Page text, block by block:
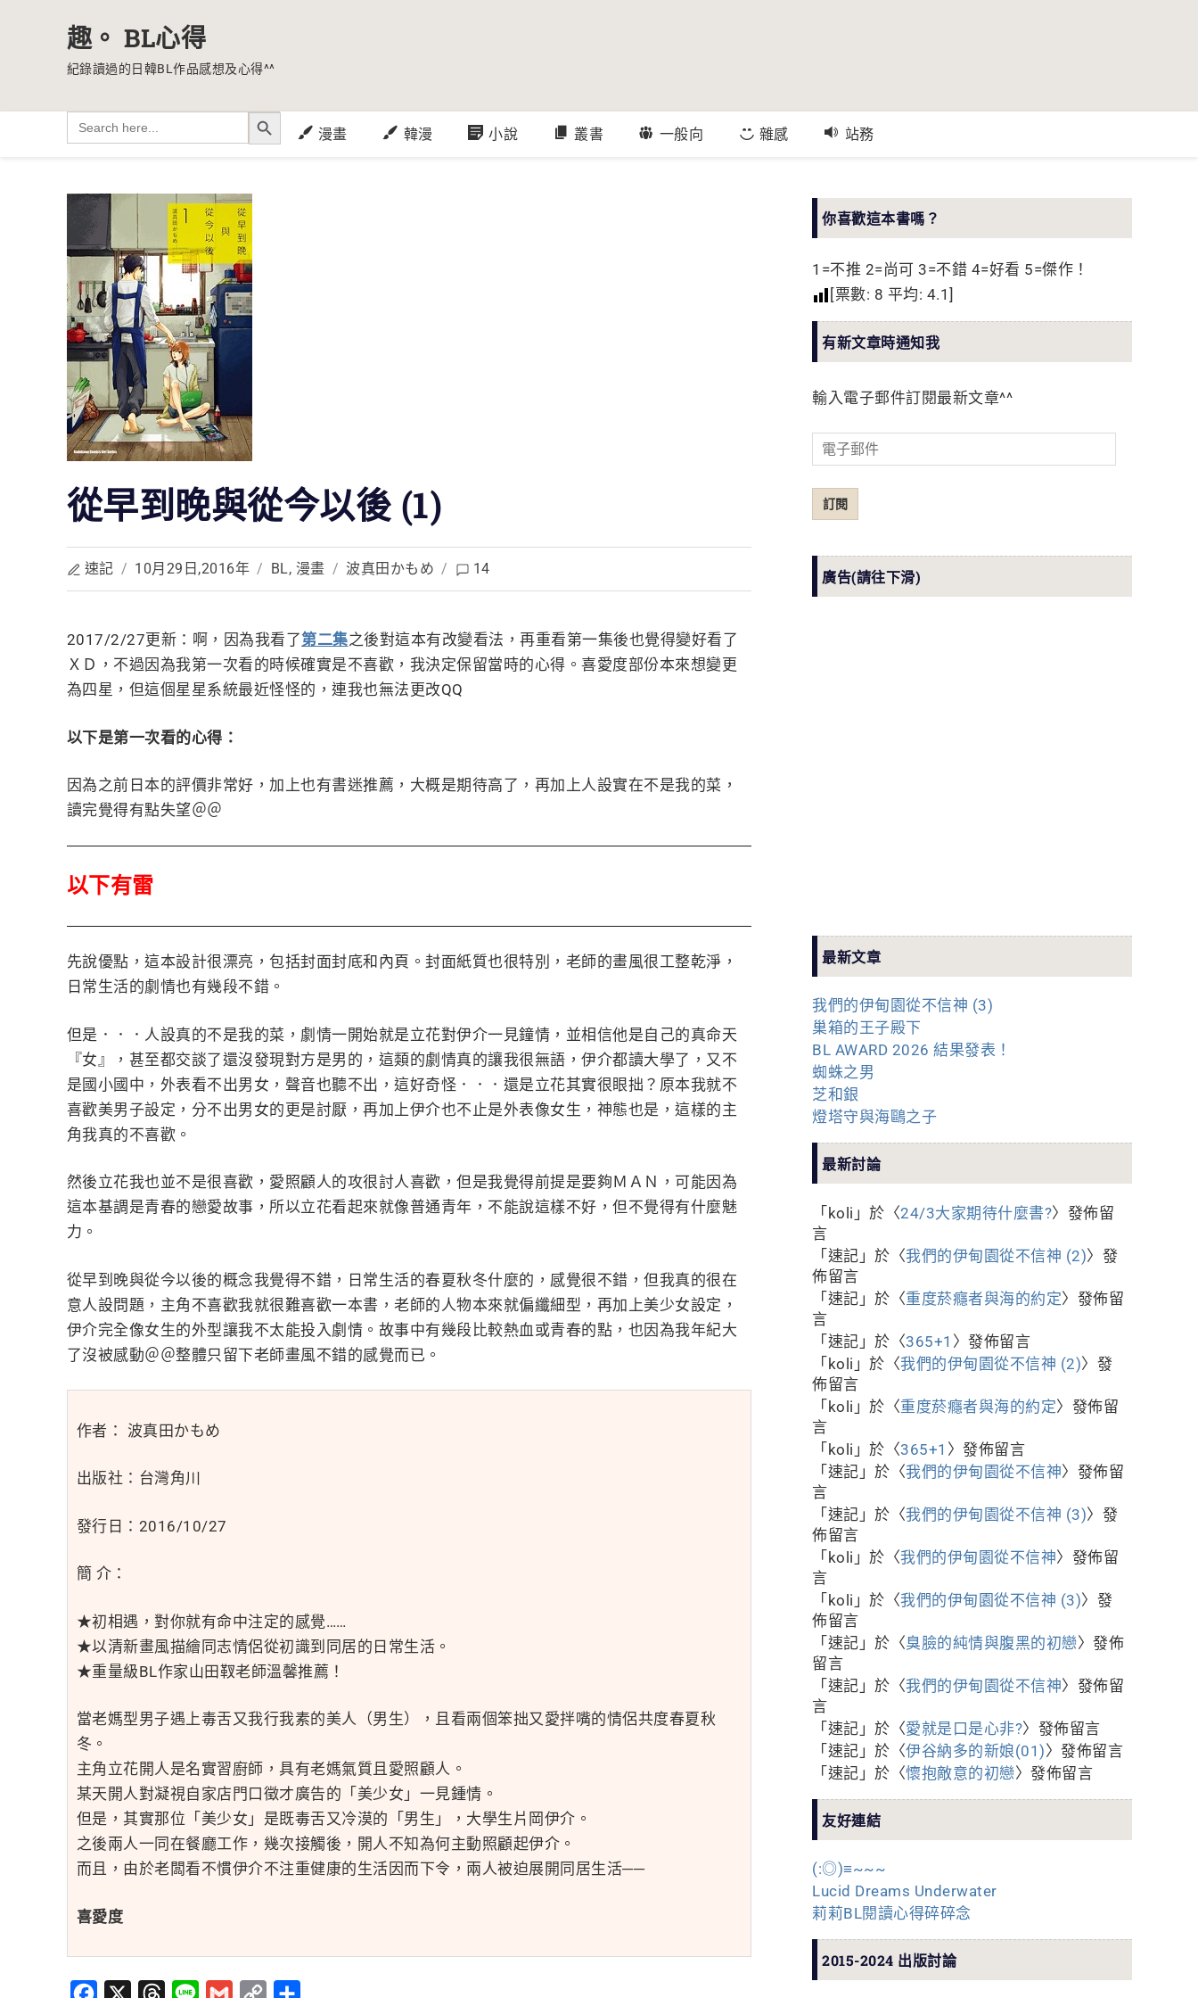
趣。 BL心得
紀錄讀過的日韓BL作品感想及心得^^
Search
for:
SEARCH BUTTON
漫畫 韓漫 小說 叢書 一般向 雜感 站務
從早到晚與從今以後 (1)
速記 / 10月29日,2016年 / BL, 漫畫 / 波真田かもめ / 14
2017/2/27更新：啊，因為我看了第二集之後對這本有改變看法，再重看第一集後也覺得變好看了
ＸＤ，不過因為我第一次看的時候確實是不喜歡，我決定保留當時的心得。喜愛度部份本來想變更
為四星，但這個星星系統最近怪怪的，連我也無法更改QQ
以下是第一次看的心得：
因為之前日本的評價非常好，加上也有書迷推薦，大概是期待高了，再加上人設實在不是我的菜，
讀完覺得有點失望＠＠
以下有雷
先說優點，這本設計很漂亮，包括封面封底和內頁。封面紙質也很特別，老師的畫風很工整乾淨，
日常生活的劇情也有幾段不錯。
但是．．．人設真的不是我的菜，劇情一開始就是立花對伊介一見鐘情，並相信他是自己的真命天
『女』，甚至都交談了還沒發現對方是男的，這類的劇情真的讓我很無語，伊介都讀大學了，又不
是國小國中，外表看不出男女，聲音也聽不出，這好奇怪．．．還是立花其實很眼拙？原本我就不
喜歡美男子設定，分不出男女的更是討厭，再加上伊介也不止是外表像女生，神態也是，這樣的主
角我真的不喜歡。
然後立花我也並不是很喜歡，愛照顧人的攻很討人喜歡，但是我覺得前提是要夠ＭＡＮ，可能因為
這本基調是青春的戀愛故事，所以立花看起來就像普通青年，不能說這樣不好，但不覺得有什麼魅
力。
從早到晚與從今以後的概念我覺得不錯，日常生活的春夏秋冬什麼的，感覺很不錯，但我真的很在
意人設問題，主角不喜歡我就很難喜歡一本書，老師的人物本來就偏纖細型，再加上美少女設定，
伊介完全像女生的外型讓我不太能投入劇情。故事中有幾段比較熱血或青春的點，也因為我年紀大
了沒被感動＠＠整體只留下老師畫風不錯的感覺而已。
作者： 波真田かもめ
出版社：台灣角川
發行日：2016/10/27
簡 介：
★初相遇，對你就有命中注定的感覺……
★以清新畫風描繪同志情侶從初識到同居的日常生活。
★重量級BL作家山田靫老師溫馨推薦！
當老媽型男子遇上毒舌又我行我素的美人（男生），且看兩個笨拙又愛拌嘴的情侶共度春夏秋
冬。
主角立花開人是名實習廚師，具有老媽氣質且愛照顧人。
某天開人對凝視自家店門口徵才廣告的「美少女」一見鍾情。
但是，其實那位「美少女」是既毒舌又冷漠的「男生」，大學生片岡伊介。
之後兩人一同在餐廳工作，幾次接觸後，開人不知為何主動照顧起伊介。
而且，由於老闆看不慣伊介不注重健康的生活因而下令，兩人被迫展開同居生活──
喜愛度
Facebook Threads
Line Gmail
Copy
你喜歡這本書嗎？
1=不推 2=尚可 3=不錯 4=好看 5=傑作！
[票數: 8 平均: 4.1 ]
有新文章時通知我
輸入電子郵件訂閱最新文章^^
電
子
郵
件
訂閱
廣告(請往下滑)
最新文章
我們的伊甸園從不信神 (3)
巢箱的王子殿下
BL AWARD 2026 結果發表！
蜘蛛之男
芝和銀
燈塔守與海鷗之子
最新討論
「koli 」於〈24/3大家期待什麼書?〉發佈留
言
「速記 」於〈我們的伊甸園從不信神 (2)〉發
佈留言
「速記 」於〈重度菸癮者與海的約定〉發佈留
言
「速記 」於〈365+1 〉發佈留言
「koli 」於〈我們的伊甸園從不信神 (2)〉發
佈留言
「koli 」於〈重度菸癮者與海的約定〉發佈留
言
「koli 」於〈365+1 〉發佈留言
「速記 」於〈我們的伊甸園從不信神〉發佈留
言
「速記 」於〈我們的伊甸園從不信神 (3)〉發
佈留言
「koli 」於〈我們的伊甸園從不信神〉發佈留
言
「koli 」於〈我們的伊甸園從不信神 (3)〉發
佈留言
「速記 」於〈臭臉的純情與腹黑的初戀〉發佈
留言
「速記 」於〈我們的伊甸園從不信神〉發佈留
言
「速記 」於〈愛就是口是心非?〉發佈留言
「速記 」於〈伊谷納多的新娘(01)〉發佈留言
「速記 」於〈懷抱敵意的初戀〉發佈留言
友好連結
(:◎)≡~~~
Lucid Dreams Underwater
莉莉BL閱讀心得碎碎念
2015-2024 出版討論